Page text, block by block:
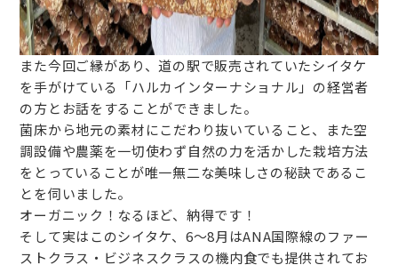
また今回ご縁があり、道の駅で販売されていたシイタケ
を手がけている「ハルカインターナショナル」の経営者
の方とお話をすることができました。
菌床から地元の素材にこだわり抜いていること、また空
調設備や農薬を一切使わず自然の力を活かした栽培方法
をとっていることが唯一無二な美味しさの秘訣であるこ
とを伺いました。
オーガニック！なるほど、納得です！
そして実はこのシイタケ、6～8月はANA国際線のファー
ストクラス・ビジネスクラスの機内食でも提供されてお